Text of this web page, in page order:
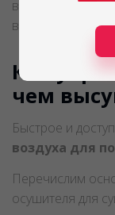
возможны
вполне
Как
чем
Быстрое и
воздуха для
Перечислим
осушителя для